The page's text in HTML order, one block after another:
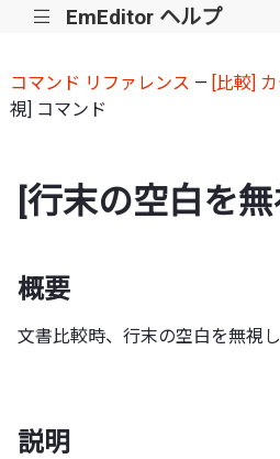
||| EmEditor ヘルプ
コマンド リファレンス — [比較]
視] コマンド
[行末の空白を
概要
文書比較時、行末の空白を無視し
説明